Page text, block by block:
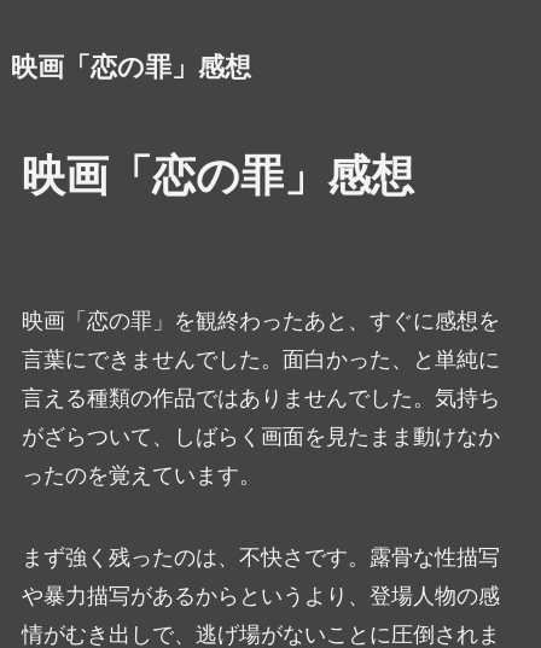
映画「恋の罪」感想
映画「恋の罪」感想
映画「恋の罪」を観終わったあと、すぐに感想を
言葉にできませんでした。面白かった、と単純に
言える種類の作品ではありませんでした。気持ち
がざらついて、しばらく画面を見たまま動けなか
ったのを覚えています。
まず強く残ったのは、不快さです。露骨な性描写
や暴力描写があるからというより、登場人物の感
情がむき出しで、逃げ場がないことに圧倒されま